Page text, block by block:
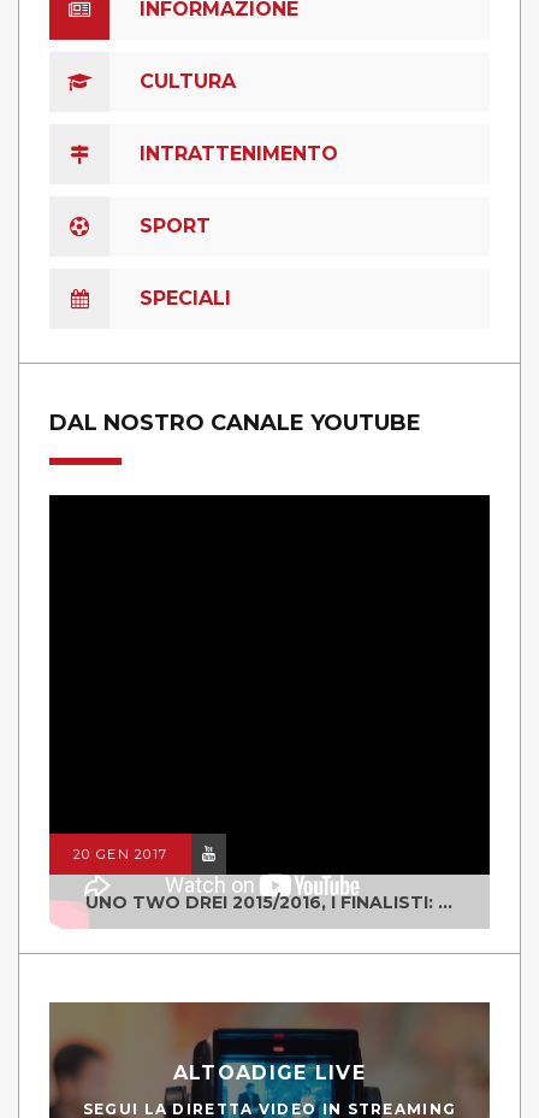
INFORMAZIONE
CULTURA
INTRATTENIMENTO
SPORT
SPECIALI
DAL NOSTRO CANALE YOUTUBE
20 GEN 2017
UNO TWO DREI 2015/2016, I FINALISTI: CLASSE IV ALS ISTITUTO "DEGASPERI" BORGO VALSUGANA
ALTOADIGE LIVE
SEGUI LA DIRETTA VIDEO IN STREAMING